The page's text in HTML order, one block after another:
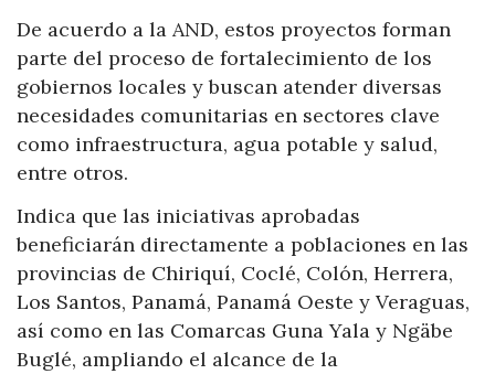
De acuerdo a la AND, estos proyectos forman
parte del proceso de fortalecimiento de los
gobiernos locales y buscan atender diversas
necesidades comunitarias en sectores clave
como infraestructura, agua potable y salud,
entre otros.
Indica que las iniciativas aprobadas
beneficiarán directamente a poblaciones en las
provincias de Chiriquí, Coclé, Colón, Herrera,
Los Santos, Panamá, Panamá Oeste y Veraguas,
así como en las Comarcas Guna Yala y Ngäbe
Buglé, ampliando el alcance de la